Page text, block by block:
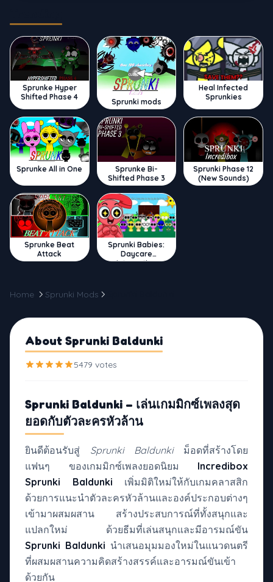
Sprunke Hyper
Shifted Phase 4
Sprunki mods
Heal Infected
Sprunkies
Sprunke All in One
Sprunke Bi-
Shifted Phase 3
Sprunki Phase 12
(New Sounds)
Sprunke Beat
Attack
Sprunki Babies:
Daycare
Interactive
Home Sprunki Mods
About Sprunki Baldunki
5479 votes
Sprunki Baldunki – เล่นเกมมิกซ์เพลงสุด
ยอดกับตัวละครหัวล้าน
ยินดีต้อนรับสู่ Sprunki Baldunkiม็อดที่สร้างโดย
แฟนๆ ของเกมมิกซ์เพลงยอดนิยม Incredibox
Sprunki Baldunki เพิ่มมิติใหม่ให้กับเกมคลาสสิก
ด้วยการแนะนำตัวละครหัวล้านและองค์ประกอบต่างๆ
เข้ามาผสมผสาน สร้างประสบการณ์ที่ทั้งสนุกและ
แปลกใหม่ ด้วยธีมที่เล่นสนุกและมีอารมณ์ขัน
Sprunki Baldunki นำเสนอมุมมองใหม่ในแนวดนตรี
ที่ผสมผสานความคิดสร้างสรรค์และอารมณ์ขันเข้า
ด้วยกัน